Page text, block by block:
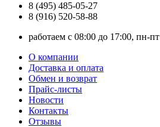
8 (495) 485-05-27
8 (916) 520-58-88
работаем с 08:00 до 17:00, пн-пт
О компании
Доставка и оплата
Обмен и возврат
Прайс-листы
Новости
Контакты
Отзывы